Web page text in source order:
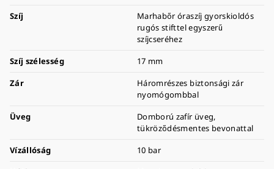
Szíj
Marhabőr óraszíj gyorskioldós
rugós stifttel egyszerű
szíjcseréhez
Szíj szélesség
17 mm
Zár
Háromrészes biztonsági zár
nyomógombbal
Üveg
Domború zafír üveg,
tükröződésmentes bevonattal
Vízállóság
10 bar